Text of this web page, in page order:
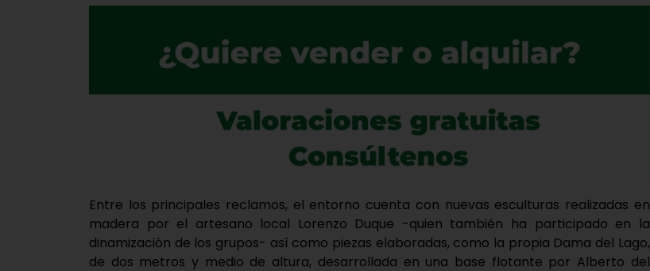
Entre los principales reclamos, el entorno cuenta con nuevas esculturas realizadas en
madera por el artesano local Lorenzo Duque -quien también ha participado en la
dinamización de los grupos- así como piezas elaboradas, como la propia Dama del Lago,
de dos metros y medio de altura, desarrollada en una base flotante por Alberto del